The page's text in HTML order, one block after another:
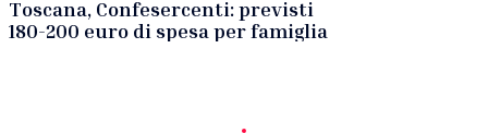
Toscana, Confesercenti: previsti
180-200 euro di spesa per famiglia